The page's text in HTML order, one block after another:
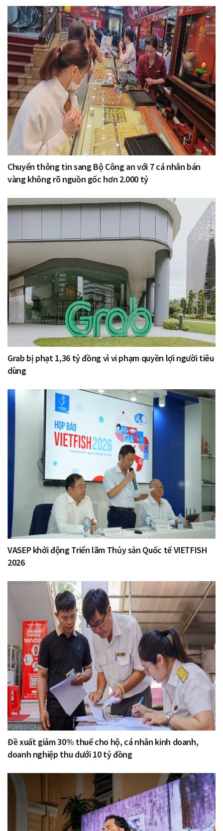
Chuyển thông tin sang Bộ Công an với 7 cá nhân bán
vàng không rõ nguồn gốc hơn 2.000 tỷ
Grab bị phạt 1,36 tỷ đồng vì vi phạm quyền lợi người tiêu
dùng
VASEP khởi động Triển lãm Thủy sản Quốc tế VIETFISH
2026
Đề xuất giảm 30% thuế cho hộ, cá nhân kinh doanh,
doanh nghiệp thu dưới 10 tỷ đồng